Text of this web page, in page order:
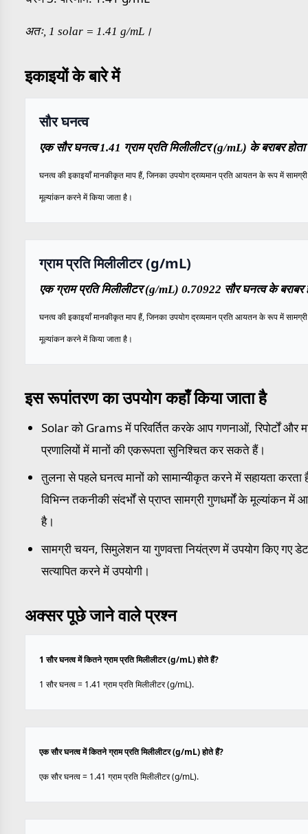
अतः, 1 solar = 1.41 g/mL।
इकाइयों के बारे में
सौर घनत्व
एक सौर घनत्व 1.41 ग्राम प्रति मिलीलीटर (g/mL) के बराबर
घनत्व की इकाइयाँ मानकीकृत माप हैं, जिनका उपयोग द्रव्यमान प्रति आयतन के रूप में
मूल्यांकन करने में किया जाता है।
ग्राम प्रति मिलीलीटर (g/mL)
एक ग्राम प्रति मिलीलीटर (g/mL) 0.70922 सौर घनत्व के बराबर
घनत्व की इकाइयाँ मानकीकृत माप हैं, जिनका उपयोग द्रव्यमान प्रति आयतन के रूप में
मूल्यांकन करने में किया जाता है।
इस रूपांतरण का उपयोग कहाँ किया जाता है
Solar को Grams में परिवर्तित करके आप गणनाओं, रिपोर्टों और
प्रणालियों में मानों की एकरूपता सुनिश्चित कर सकते हैं।
तुलना से पहले घनत्व मानों को सामान्यीकृत करने में सहायता करता
विभिन्न तकनीकी संदर्भों से प्राप्त सामग्री गुणधर्मों के मूल्यांकन में
है।
सामग्री चयन, सिमुलेशन या गुणवत्ता नियंत्रण में उपयोग किए गए
सत्यापित करने में उपयोगी।
अक्सर पूछे जाने वाले प्रश्न
1 सौर घनत्व में कितने ग्राम प्रति मिलीलीटर (g/mL) होते हैं?
1 सौर घनत्व = 1.41 ग्राम प्रति मिलीलीटर (g/mL).
एक सौर घनत्व में कितने ग्राम प्रति मिलीलीटर (g/mL) होते हैं?
एक सौर घनत्व = 1.41 ग्राम प्रति मिलीलीटर (g/mL).